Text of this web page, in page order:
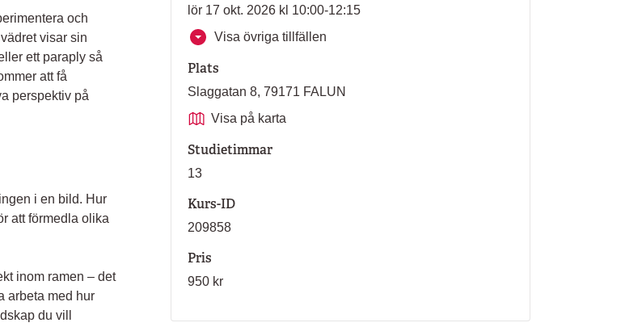
och
visar sin
ett paraply så
att få
perspektiv på
i en bild. Hur
att förmedla olika
inom ramen – det
arbeta med hur
du vill
lör 17 okt. 2026 kl 10:00-12:15
Visa övriga tillfällen
Plats
Slaggatan 8, 79171 FALUN
Visa på karta
Studietimmar
13
Kurs-ID
209858
Pris
950 kr